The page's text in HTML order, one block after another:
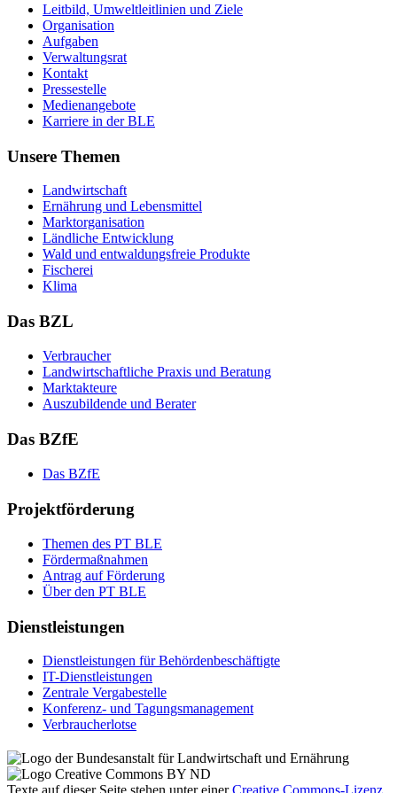
Leit­bild, Um­welt­leit­li­ni­en und Zie­le
Or­ga­ni­sa­ti­on
Auf­ga­ben
Ver­wal­tungs­rat
Kon­takt
Pres­se­stel­le
Me­di­en­an­ge­bo­te
Kar­rie­re in der BLE
Unsere Themen
Land­wirt­schaft
Er­näh­rung und Le­bens­mit­tel
Markt­or­ga­ni­sa­ti­on
Länd­li­che Ent­wick­lung
Wald und ent­wal­dungs­freie Pro­duk­te
Fi­sche­rei
Kli­ma
Das BZL
Ver­brau­cher
Land­wirtschaft­liche Pra­xis und Be­ra­tung
Mark­tak­teu­re
Aus­zu­bil­den­de und Be­ra­ter
Das BZfE
Das BZ­fE
Projektförderung
The­men des PT BLE
För­der­maß­nah­men
An­trag auf För­de­rung
Über den PT BLE
Dienstleistungen
Dienst­leis­tun­gen für Be­hör­den­be­schäf­tig­te
IT-Dienst­leis­tun­gen
Zen­tra­le Ver­ga­be­stel­le
Kon­fe­renz- und Tagungs­management
Ver­brau­cher­lot­se